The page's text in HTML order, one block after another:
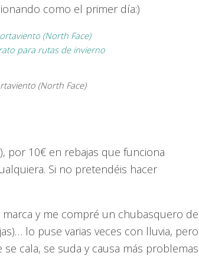
como el primer día:)
(North Face)
por 10€ en rebajas que funciona
Si no pretendéis hacer
y me compré un chubasquero de
lo puse varias veces con lluvia, pero
cala, se suda y causa más problemas